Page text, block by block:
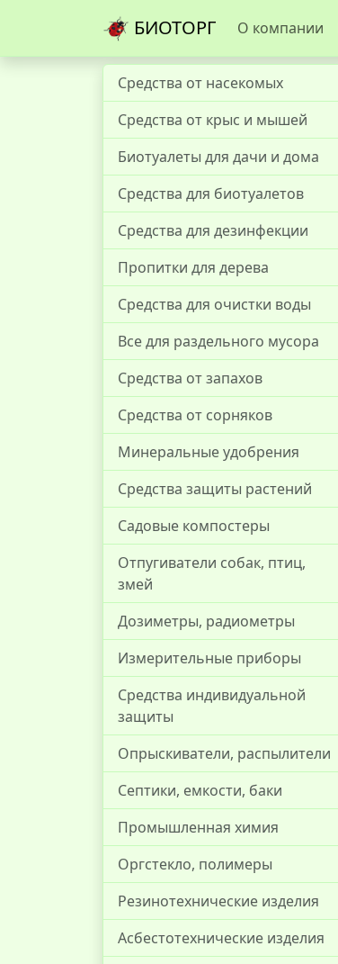
БИОТОРГ О компании
Средства от насекомых
Средства от крыс и мышей
Биотуалеты для дачи и дома
Средства для биотуалетов
Средства для дезинфекции
Пропитки для дерева
Средства для очистки воды
Все для раздельного мусора
Средства от запахов
Средства от сорняков
Минеральные удобрения
Средства защиты растений
Садовые компостеры
Отпугиватели собак, птиц,
змей
Дозиметры, радиометры
Измерительные приборы
Средства индивидуальной
защиты
Опрыскиватели, распылители
Септики, емкости, баки
Промышленная химия
Оргстекло, полимеры
Резинотехнические изделия
Асбестотехнические изделия